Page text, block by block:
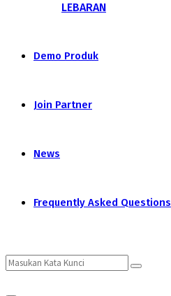
LEBARAN
Demo Produk
Join Partner
News
Frequently Asked Questions
Search
Search